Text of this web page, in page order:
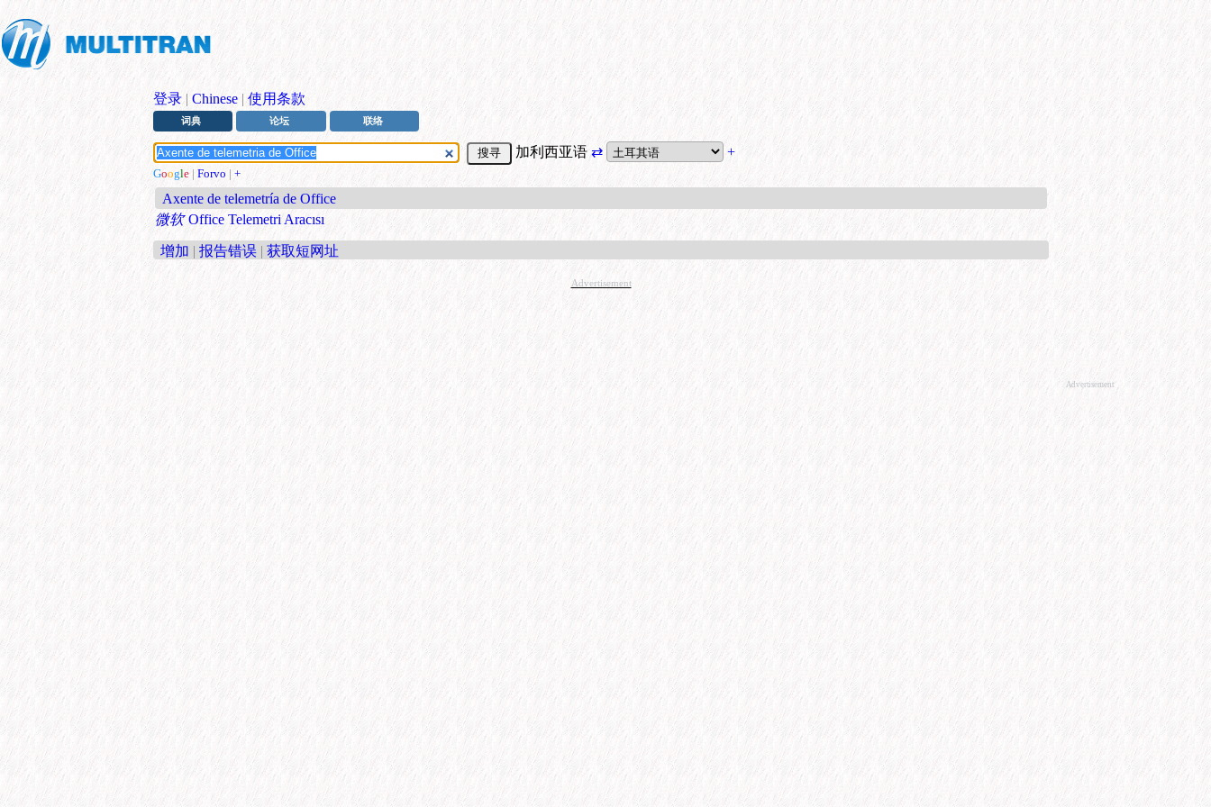
登录 | Chinese | 使用条款
词典 论坛 联络
加利西亚语 ⇄ +
Google | Forvo | +
Axente de telemetría de Office
微软 Office Telemetri Aracısı
增加 | 报告错误 | 获取短网址
Advertisement
Advertisement